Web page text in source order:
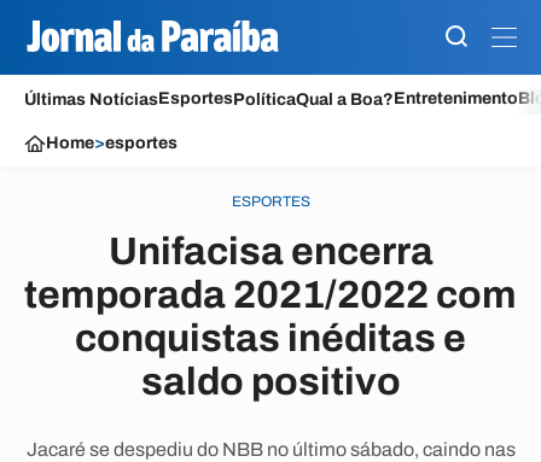
Últimas NotíciasEsportesPolíticaQual a Boa?Entretenimento
Home>esportes
ESPORTES
Unifacisa encerra
temporada 2021/2022 com
conquistas inéditas e
saldo positivo
Jacaré se despediu do NBB no último sábado, caindo nas